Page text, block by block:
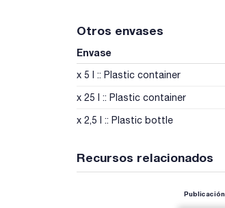
Otros envases
Envase
x 5 l :: Plastic container
x 25 l :: Plastic container
x 2,5 l :: Plastic bottle
Recursos relacionados
Publicación